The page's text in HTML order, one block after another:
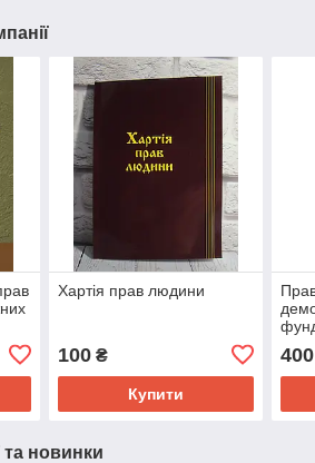
Хартія прав людини
100₴
Купити
400
та новинки